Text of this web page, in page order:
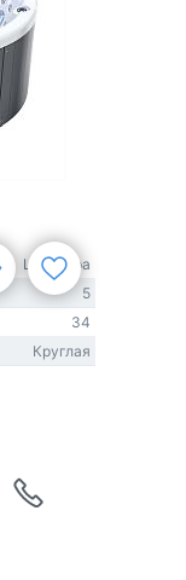
Lovia Spa
5
34
Круглая